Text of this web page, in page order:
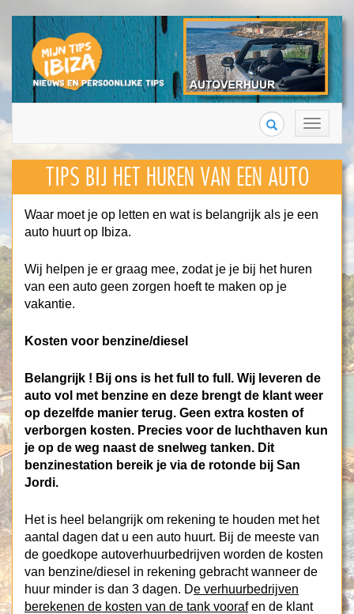
Toggle
navigation
Search
TIPS BIJ HET HUREN VAN EEN AUTO
Waar moet je op letten en wat is belangrijk als je een
auto huurt op Ibiza.
Wij helpen je er graag mee, zodat je je bij het huren
van een auto geen zorgen hoeft te maken op je
vakantie.
Kosten voor benzine/diesel
Belangrijk ! Bij ons is het full to full . Wij leveren de
auto vol met benzine en deze brengt de klant weer
op dezelfde manier terug. Geen extra kosten of
verborgen kosten. Precies voor de luchthaven kun
je op de weg naast de snelweg tanken. Dit
benzinestation bereik je via de rotonde bij San
Jordi.
Het is heel belangrijk om rekening te houden met het
aantal dagen dat u een auto huurt. Bij de meeste van
de goedkope autoverhuurbedrijven worden de kosten
van benzine/diesel in rekening gebracht wanneer de
huur minder is dan 3 dagen. De verhuurbedrijven
berekenen de kosten van de tank voorafen de klant